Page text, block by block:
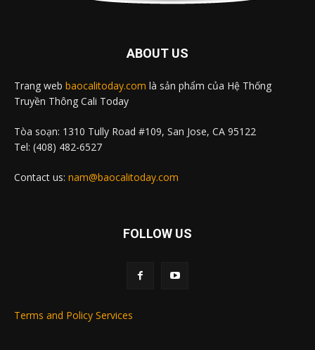
ABOUT US
Trang web baocalitoday.com là sản phẩm của Hệ Thống
Truyền Thông Cali Today
Tòa soạn: 1310 Tully Road #109, San Jose, CA 95122
Tel: (408) 482-6527
Contact us: nam@baocalitoday.com
FOLLOW US
Terms and Policy Services